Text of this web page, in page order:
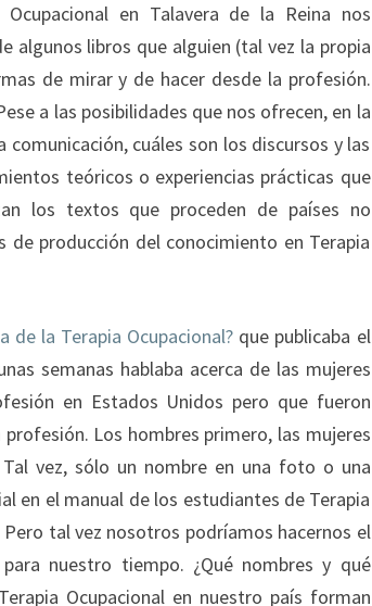
en Talavera de la Reina nos
algunos libros que alguien (tal vez la propia
de mirar y de hacer desde la profesión.
a las posibilidades que nos ofrecen, en la
cuáles son los discursos y las
teóricos o experiencias prácticas que
los textos que proceden de países no
de producción del conocimiento en Terapia
la Terapia Ocupacional? que publicaba el
semanas hablaba acerca de las mujeres
en Estados Unidos pero que fueron
Los hombres primero, las mujeres
vez, sólo un nombre en una foto o una
en el manual de los estudiantes de Terapia
tal vez nosotros podríamos hacernos el
nuestro tiempo. ¿Qué nombres y qué
Ocupacional en nuestro país forman